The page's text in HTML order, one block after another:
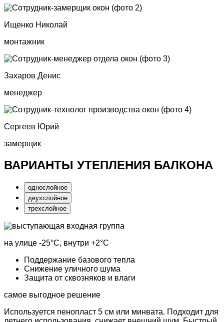
Ищенко Николай
монтажник
Захаров Денис
менеджер
Сергеев Юрий
замерщик
ВАРИАНТЫ УТЕПЛЕНИЯ БАЛКОНА
однослойное
двухслойное
трехслойное
на улице -25°С, внутри +2°С
Поддержание базового тепла
Снижение уличного шума
Защита от сквозняков и влаги
самое выгодное решение
Используется пенопласт 5 см или минвата. Подходит для